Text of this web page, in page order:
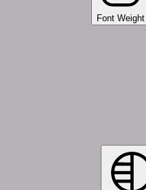
Font Weight